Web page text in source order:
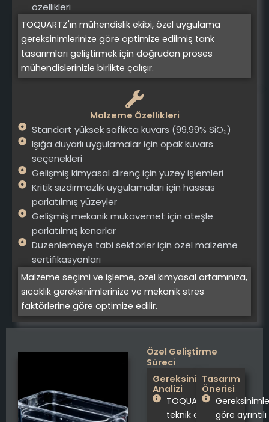
özellikleri
TOQUARTZ'ın mühendislik ekibi, özel uygulama
gereksinimlerinize göre optimize edilmiş tank
tasarımları geliştirmek için doğrudan proses
mühendislerinizle birlikte çalışır.
Malzeme Özellikleri
Standart yüksek saflıkta kuvars (99,99% SiO₂)
Işığa duyarlı uygulamalar için opak kuvars
seçenekleri
Gelişmiş kimyasal direnç için yüzey işlemleri
Kritik sızdırmazlık uygulamaları için hassas
parlatılmış yüzeyler
Gelişmiş mekanik mukavemet için ateşle
parlatılmış kenarlar
Düzenlemeye tabi sektörler için özel malzeme
sertifikasyonları
Malzeme seçimi ve işleme, özel kimyasal ortamınıza,
sıcaklık gereksinimlerinize ve mekanik stres
faktörlerine göre optimize edilir.
Özel Geliştirme
Süreci
Gereksinim
Analizi
TOQUARTZ'ın
teknik ekibi, özel
Tasarım
Önerisi
göre ayrıntılı